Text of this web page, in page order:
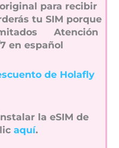
para recibir
tu SIM porque
Atención
en español
de Holafly
la eSIM de
aquí.